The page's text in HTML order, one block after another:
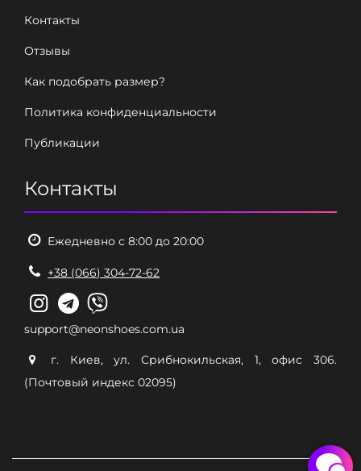
Контакты
Отзывы
Как подобрать размер?
Политика конфиденциальности
Публикации
Контакты
Ежедневно с 8:00 до 20:00
+38 (066) 304-72-62
support@neonshoes.com.ua
г. Киев, ул. Срибнокильская, 1, офис 306.
(Почтовый индекс 02095)